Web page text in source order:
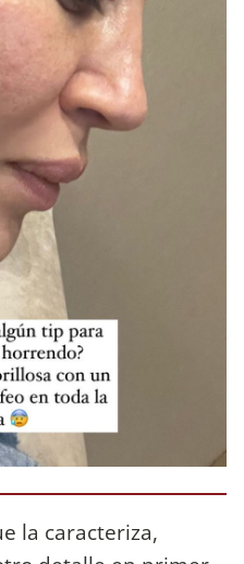
la caracteriza,